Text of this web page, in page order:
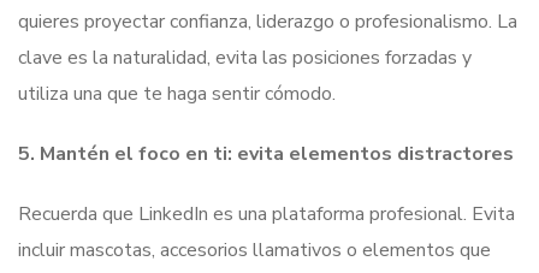
quieres proyectar confianza, liderazgo o profesionalismo. La
clave es la naturalidad, evita las posiciones forzadas y
utiliza una que te haga sentir cómodo.
5. Mantén el foco en ti: evita elementos distractores
Recuerda que LinkedIn es una plataforma profesional. Evita
incluir mascotas, accesorios llamativos o elementos que